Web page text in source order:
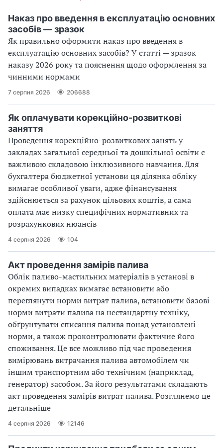
Наказ про введення в експлуатацію основних
засобів — зразок
Як правильно оформити наказ про введення в
експлуатацію основних засобів? У статті — зразок
наказу 2026 року та пояснення щодо оформлення за
чинними нормами
7 серпня 2026 206688
Як оплачувати корекційно-розвиткові
заняття
Проведення корекційно-розвиткових занять у
закладах загальної середньої та дошкільної освіти є
важливою складовою інклюзивного навчання. Для
бухгалтера бюджетної установи ця ділянка обліку
вимагає особливої уваги, адже фінансування
здійснюється за рахунок цільових коштів, а сама
оплата має низку специфічних нормативних та
розрахункових нюансів
4 серпня 2026 104
Акт проведення замірів палива
Облік паливо-мастильних матеріалів в установі в
окремих випадках вимагає встановити або
переглянути норми витрат палива, встановити базові
норми витрати палива на нестандартну техніку,
обґрунтувати списання палива понад установлені
норми, а також проконтролювати фактичне його
споживання. Це все можливо під час проведення
вимірювань витрачання палива автомобілем чи
іншим транспортним або технічним (наприклад,
генератор) засобом. За його результатами складають
акт проведення замірів витрат палива. Розглянемо це
детальніше
4 серпня 2026 12146